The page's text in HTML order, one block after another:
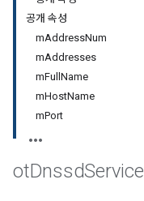
공개 속성
mAddressNum
mAddresses
mFullName
mHostName
mPort
otDnssdService